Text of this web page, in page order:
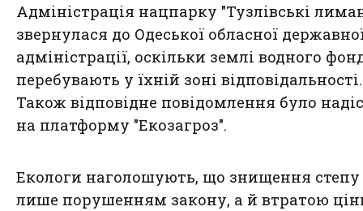
Адміністрація нацпарку "Тузлівські
звернулася до Одеської обласної
адміністрації, оскільки землі водного
перебувають у їхній зоні відповідальності.
Також відповідне повідомлення було
на платформу "Екозагроз".
Екологи наголошують, що знищення степу
лише порушенням закону, а й втратою